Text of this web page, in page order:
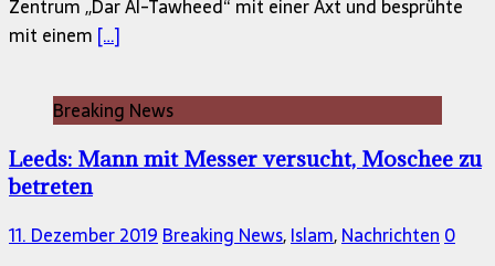
Zentrum ,,Dar Al-Tawheed“ mit einer Axt und besprühte
mit einem […]
Breaking News
Leeds: Mann mit Messer versucht, Moschee zu
betreten
11. Dezember 2019 Breaking News,Islam,Nachrichten 0